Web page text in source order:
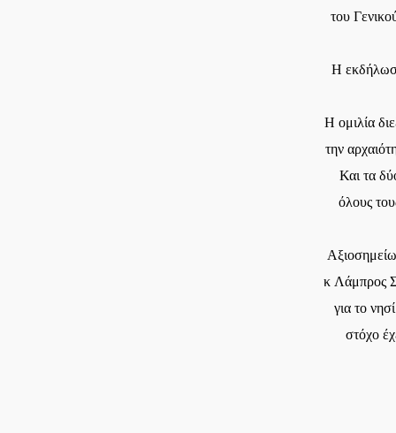
του
Η
Η ομιλία
την
Και τα
όλους
κ Λάμπρος
για το
στόχο